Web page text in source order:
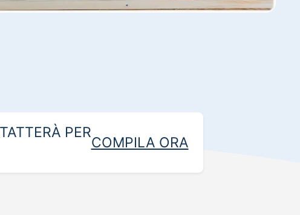
PER
COMPILA ORA